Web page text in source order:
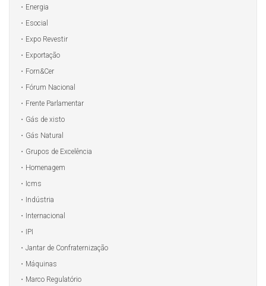
Energia
Esocial
Expo Revestir
Exportação
Forn&Cer
Fórum Nacional
Frente Parlamentar
Gás de xisto
Gás Natural
Grupos de Excelência
Homenagem
Icms
Indústria
Internacional
IPI
Jantar de Confraternização
Máquinas
Marco Regulatório